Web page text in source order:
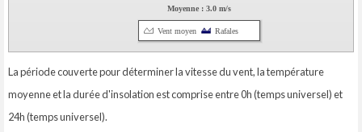
Moyenne : 3.0 m/s
Vent moyen Rafales
La période couverte pour déterminer la vitesse du vent, la température
moyenne et la durée d'insolation est comprise entre 0h (temps universel) et
24h (temps universel).